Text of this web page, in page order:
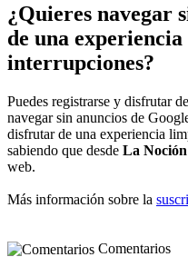
¿Quieres navegar
de una
interrupciones?
Puedes registrarse y disfrutar
navegar sin anuncios de
disfrutar de una experiencia
sabiendo que desde La Noción
web.
Más información sobre la
Comentarios